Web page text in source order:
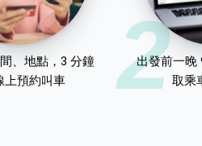
、地點，3 分鐘
上預約叫車
2
出發前一晚
取乘